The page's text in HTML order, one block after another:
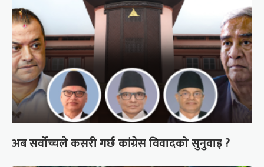
अब सर्वोच्चले कसरी गर्छ कांग्रेस विवादको सुनुवाइ ?